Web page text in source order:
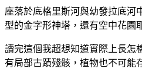
座落於底格里斯河與幼發拉底河
型的金字形神塔，還有空中花園
讀完這個我超想知道實際上長怎
有局部古蹟殘骸，植物也不可能